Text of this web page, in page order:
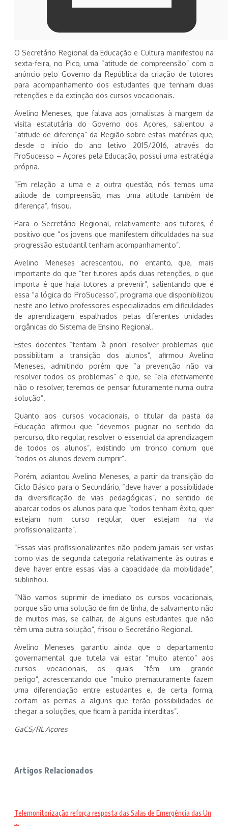
O Secretário Regional da Educação e Cultura manifestou na
sexta-feira, no Pico, uma “atitude de compreensão” com o
anúncio pelo Governo da República da criação de tutores
para acompanhamento dos estudantes que tenham duas
retenções e da extinção dos cursos vocacionais.
Avelino Meneses, que falava aos jornalistas à margem da
visita estatutária do Governo dos Açores, salientou a
“atitude de diferença” da Região sobre estas matérias que,
desde o início do ano letivo 2015/2016, através do
ProSucesso – Açores pela Educação, possui uma estratégia
própria.
“Em relação a uma e a outra questão, nós temos uma
atitude de compreensão, mas uma atitude também de
diferença”, frisou.
Para o Secretário Regional, relativamente aos tutores, é
positivo que “os jovens que manifestem dificuldades na sua
progressão estudantil tenham acompanhamento”.
Avelino Meneses acrescentou, no entanto, que, mais
importante do que “ter tutores após duas retenções, o que
importa é que haja tutores a prevenir”, salientando que é
essa “a lógica do ProSucesso”, programa que disponibilizou
neste ano letivo professores especializados em dificuldades
de aprendizagem espalhados pelas diferentes unidades
orgânicas do Sistema de Ensino Regional.
Estes docentes “tentam ‘à priori’ resolver problemas que
possibilitam a transição dos alunos”, afirmou Avelino
Meneses, admitindo porém que “a prevenção não vai
resolver todos os problemas” e que, se “ela efetivamente
não o resolver, teremos de pensar futuramente numa outra
solução”.
Quanto aos cursos vocacionais, o titular da pasta da
Educação afirmou que “devemos pugnar no sentido do
percurso, dito regular, resolver o essencial da aprendizagem
de todos os alunos”, existindo um tronco comum que
“todos os alunos devem cumprir”.
Porém, adiantou Avelino Meneses, a partir da transição do
Ciclo Básico para o Secundário, “deve haver a possibilidade
da diversificação de vias pedagógicas”, no sentido de
abarcar todos os alunos para que “todos tenham êxito, quer
estejam num curso regular, quer estejam na via
profissionalizante”.
“Essas vias profissionalizantes não podem jamais ser vistas
como vias de segunda categoria relativamente às outras e
deve haver entre essas vias a capacidade da mobilidade”,
sublinhou.
“Não vamos suprimir de imediato os cursos vocacionais,
porque são uma solução de fim de linha, de salvamento não
de muitos mas, se calhar, de alguns estudantes que não
têm uma outra solução”, frisou o Secretário Regional.
Avelino Meneses garantiu ainda que o departamento
governamental que tutela vai estar “muito atento” aos
cursos vocacionais, os quais “têm um grande
perigo”, acrescentando que “muito prematuramente fazem
uma diferenciação entre estudantes e, de certa forma,
cortam as pernas a alguns que terão possibilidades de
chegar a soluções, que ficam à partida interditas”.
GaCS/RL Açores
Artigos Relacionados
Telemonitorização reforça resposta das Salas de Emergência das Un
...